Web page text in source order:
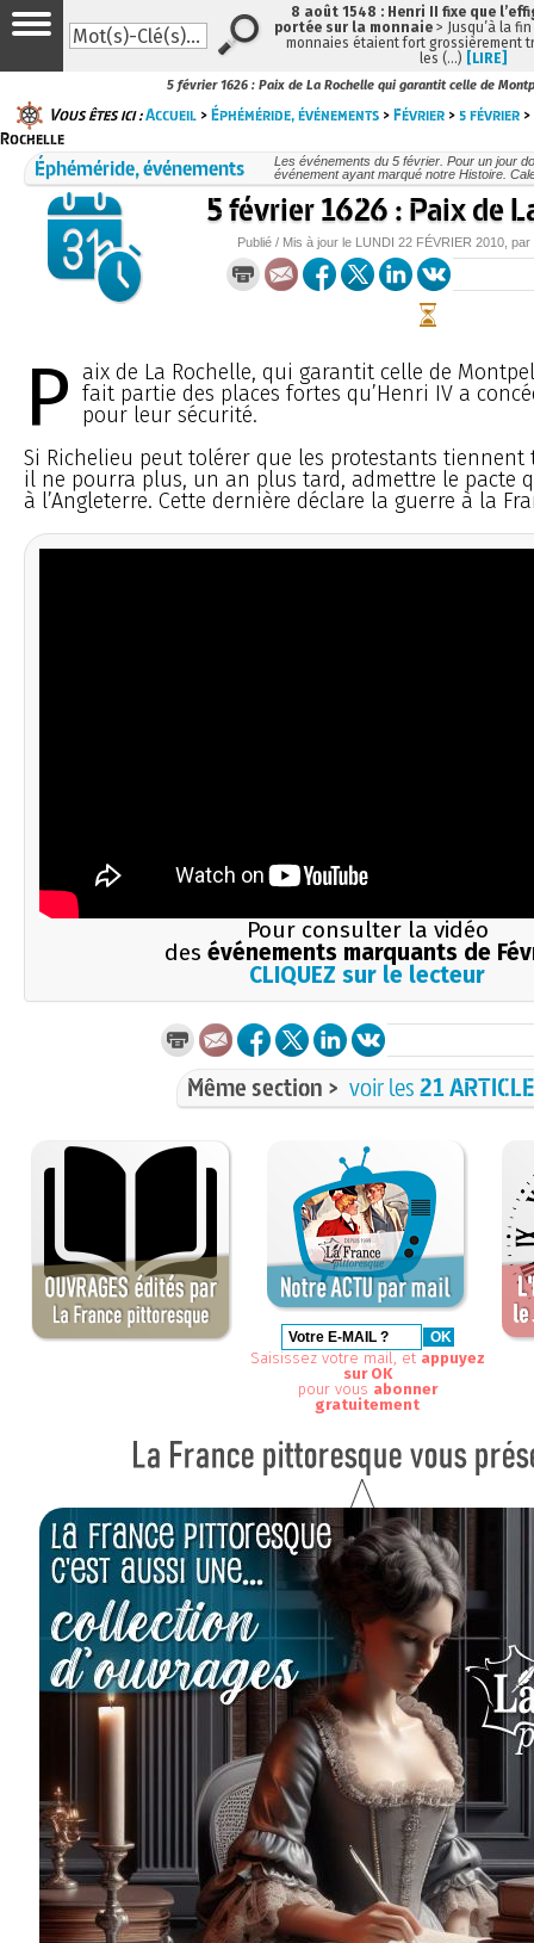
5 février 1626 : Paix de La Rochelle qui garantit celle de
Vous êtes ici :Accueil >Éphéméride, événements >Février > 5 février
Rochelle
Éphéméride, événements
Les événements du 5 février. Pour un jour
événement ayant marqué notre Histoire.
5 février 1626 : Paix de
Publié / Mis à jour le LUNDI 22 FÉVRIER 2010, par
P aix de La Rochelle, qui garantit celle de
fait partie des places fortes qu’Henri IV a
pour leur sécurité.
Si Richelieu peut tolérer que les protestants tiennent
il ne pourra plus, un an plus tard, admettre le pacte
à l’Angleterre. Cette dernière déclare la guerre à la
Pour consulter la vidéo
des événements marquants de
CLIQUEZ sur le lecteur
Même section > voir les21
Saisissez votre mail, et appuyez
sur OK
pour vous abonner
gratuitement
8 août 1548 : Henri II fixe que
portée sur la monnaie > Jusqu’à la
monnaies étaient fort grossièrement
les (…) [LIRE]